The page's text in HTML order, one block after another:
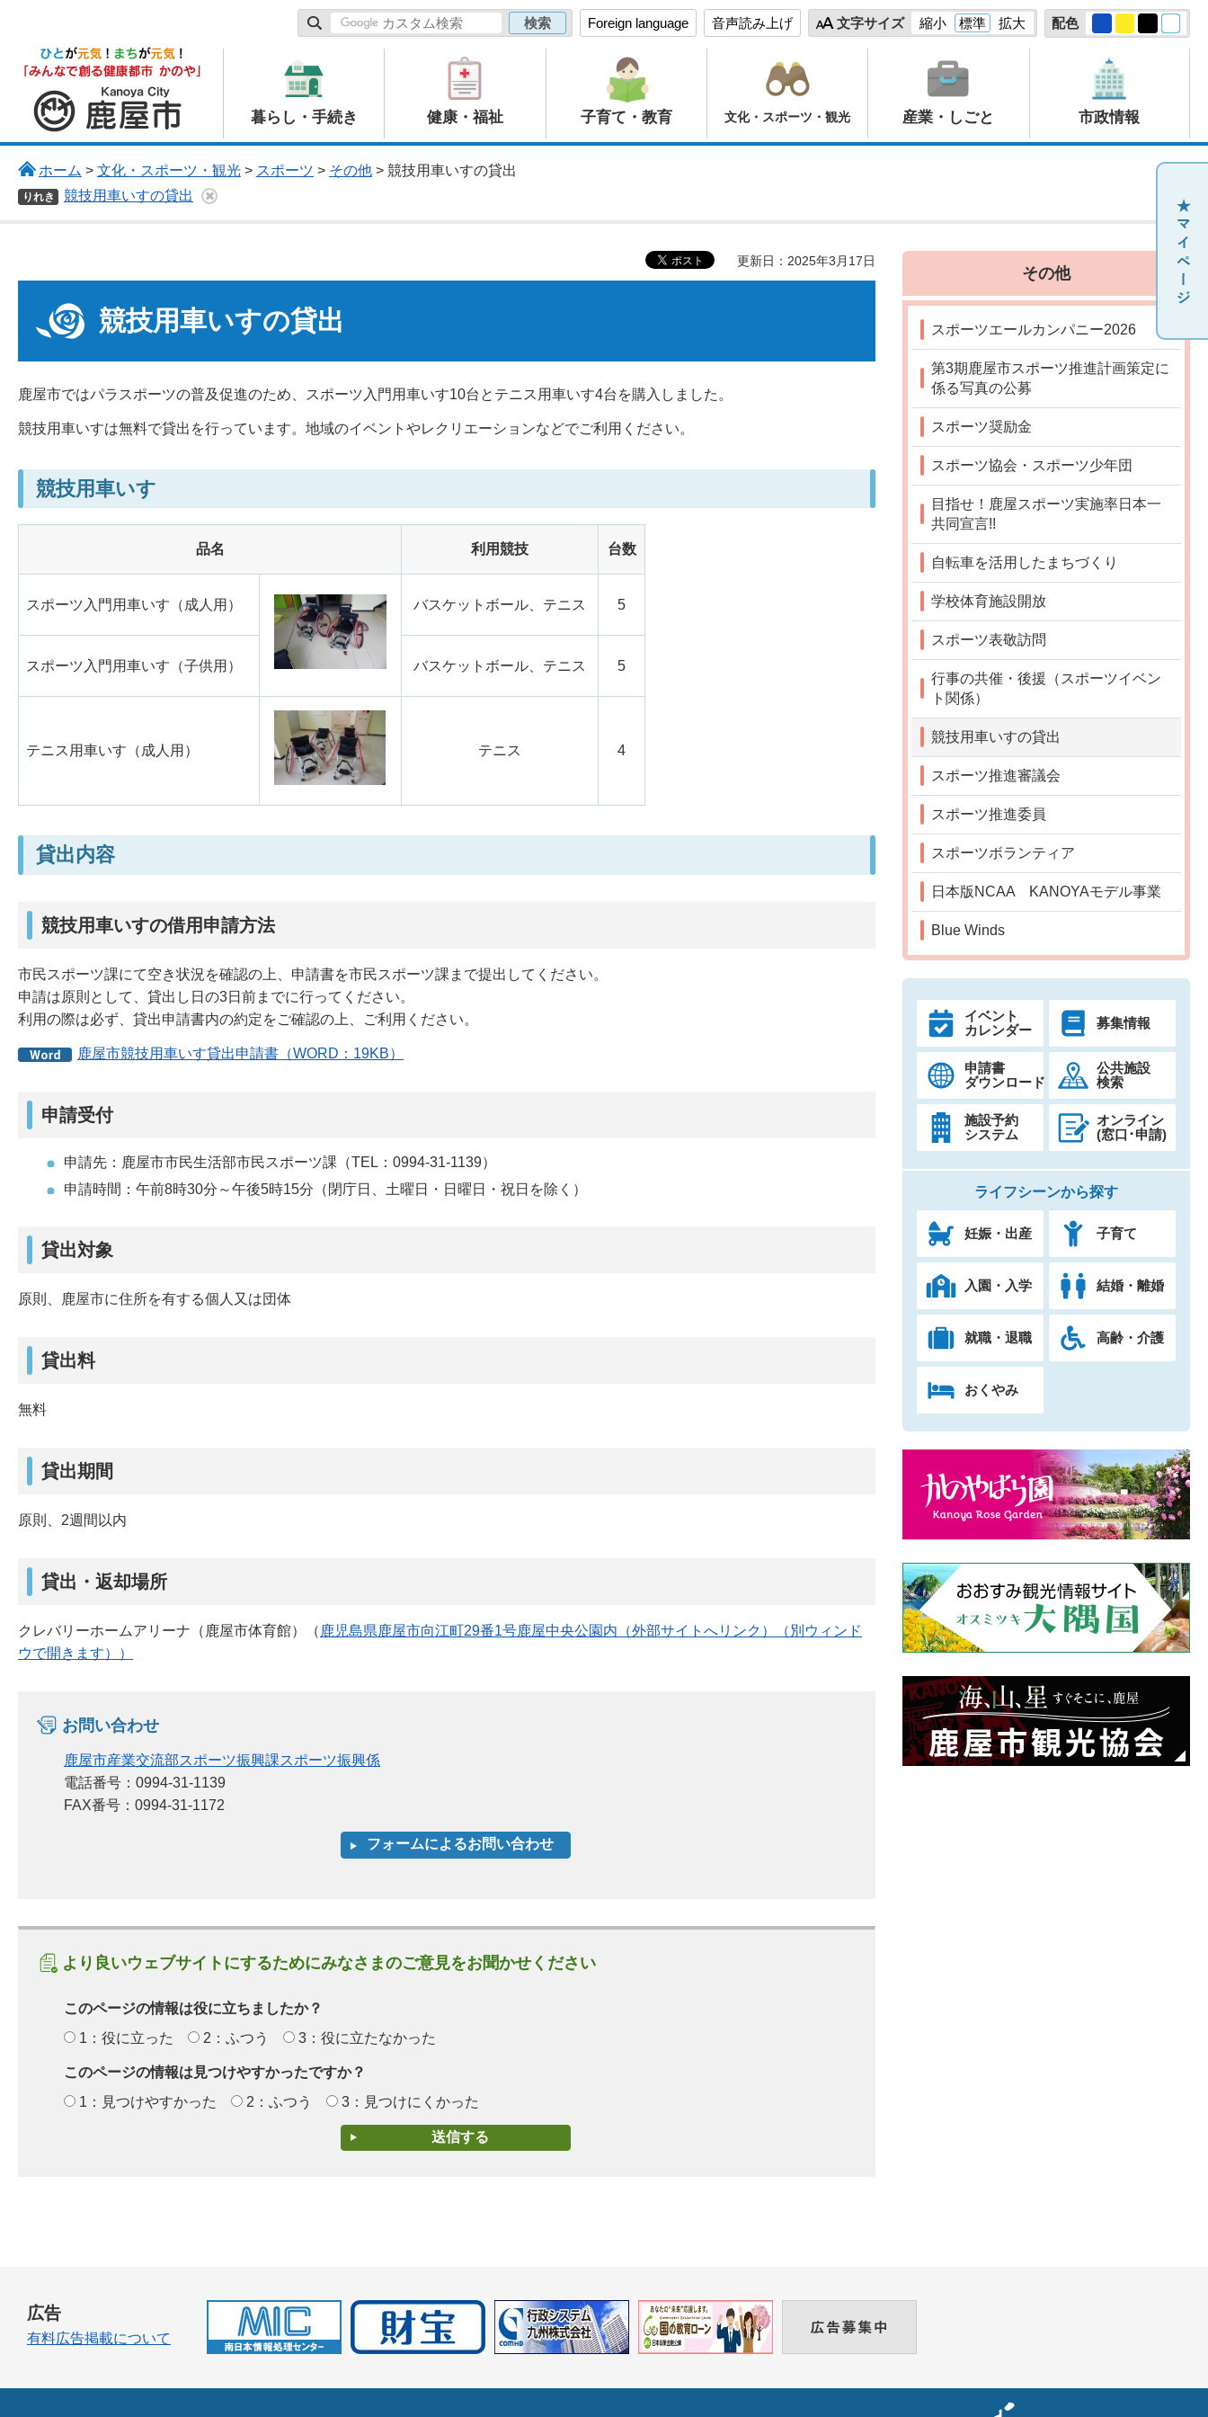
Foreign language 音声読み上げ 文字サイズ 縮小 標準 拡大 配色
鹿屋市
暮らし・手続き 健康・福祉 子育て・教育 文化・スポーツ・観光 産業・しごと 市政情報
ホーム > 文化・スポーツ・観光> スポーツ > その他> 競技用車いすの貸出
りれき 競技用車いすの貸出
更新日：2025年3月17日
競技用車いすの貸出
鹿屋市ではパラスポーツの普及促進のため、スポーツ入門用車いす10台とテニス用車いす4台を購入しました。
競技用車いすは無料で貸出を行っています。地域のイベントやレクリエーションなどでご利用ください。
競技用車いす
品名 利用競技 台数
スポーツ入門用車いす（成人用） バスケットボール、テニス 5
スポーツ入門用車いす（子供用） バスケットボール、テニス 5
テニス用車いす（成人用） テニス 4
貸出内容
競技用車いすの借用申請方法
市民スポーツ課にて空き状況を確認の上、申請書を市民スポーツ課まで提出してください。
申請は原則として、貸出し日の3日前までに行ってください。
利用の際は必ず、貸出申請書内の約定をご確認の上、ご利用ください。
鹿屋市競技用車いす貸出申請書（WORD：19KB）
申請受付
申請先：鹿屋市市民生活部市民スポーツ課（TEL：0994-31-1139）
申請時間：午前8時30分～午後5時15分（閉庁日、土曜日・日曜日・祝日を除く）
貸出対象
原則、鹿屋市に住所を有する個人又は団体
貸出料
無料
貸出期間
原則、2週間以内
貸出・返却場所
クレバリーホームアリーナ（鹿屋市体育館）（ 鹿児島県鹿屋市向江町29番1号鹿屋中央公園内（外部サイトへリンク）（別ウィンド
ウで開きます））
お問い合わせ
鹿屋市産業交流部スポーツ振興課スポーツ振興係
電話番号：0994-31-1139
FAX番号：0994-31-1172
より良いウェブサイトにするためにみなさまのご意見をお聞かせください
このページの情報は役に立ちましたか？
1：役に立った
2：ふつう 3：役に立たなかった
このページの情報は見つけやすかったですか？
1：見つけやすかった
2：ふつう 3：見つけにくかった
その他
スポーツエールカンパニー2026
第3期鹿屋市スポーツ推進計画策定に
係る写真の公募
スポーツ奨励金
スポーツ協会・スポーツ少年団
目指せ！鹿屋スポーツ実施率日本一
共同宣言!!
自転車を活用したまちづくり
学校体育施設開放
スポーツ表敬訪問
行事の共催・後援（スポーツイベン
ト関係）
競技用車いすの貸出
スポーツ推進審議会
スポーツ推進委員
スポーツボランティア
日本版NCAA KANOYAモデル事業
Blue Winds
イベント
カレンダー
募集情報
申請書
ダウンロード
公共施設
検索
施設予約
システム
オンライン
(窓口･申請)
ライフシーンから探す
妊娠・出産 子育て
入園・入学 結婚・離婚
就職・退職 高齢・介護
おくやみ
広告
有料広告掲載について